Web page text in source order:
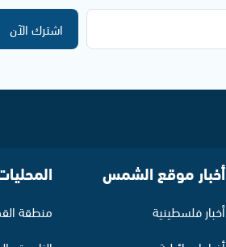
اشترك الآن
أخبار موقع الشمس
أخبار فلسطينية
منطقة